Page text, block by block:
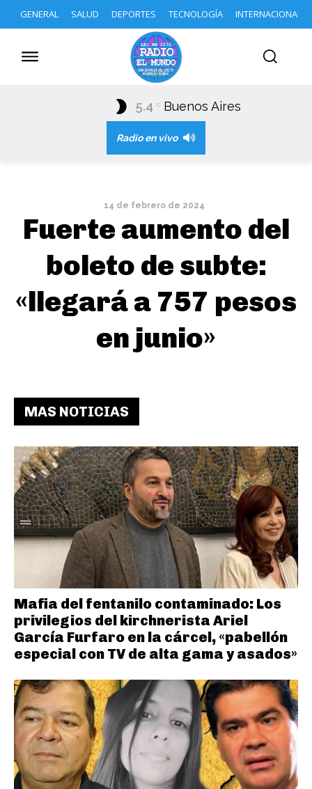
GENERAL SALUD DEPORTES TECNOLOGÍA INTERNACIONAL
5.4 C Buenos Aires
Radio en vivo
14 de febrero de 2024
Fuerte aumento del
boleto de subte:
«llegará a 757 pesos
en junio»
MAS NOTICIAS
Mafia del fentanilo contaminado: Los
privilegios del kirchnerista Ariel
García Furfaro en la cárcel, «pabellón
especial con TV de alta gama y asados»